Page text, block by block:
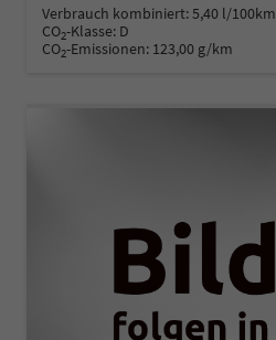
Verbrauch kombiniert:5,40 l/100km
CO2-Klasse: D
CO2-Emissionen: 123,00 g/km